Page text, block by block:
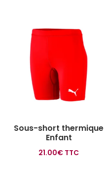
Sous-short thermique
Enfant
21.00€ TTC